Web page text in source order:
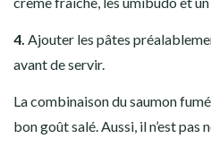
4. Ajouter les pâtes
avant de servir.
La combinaison du saumon
bon goût salé. Aussi, il n’est pas